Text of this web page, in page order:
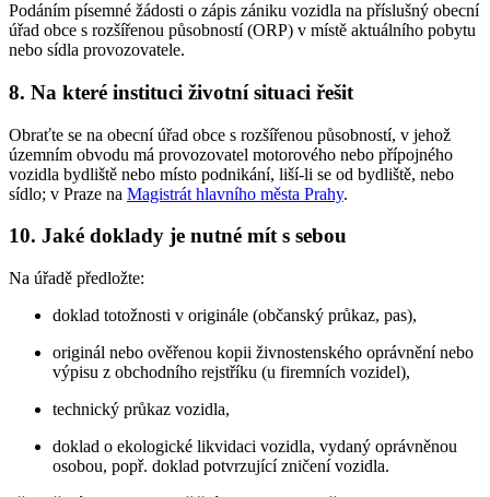
Podáním písemné žádosti o zápis zániku vozidla na příslušný obecní
úřad obce s rozšířenou působností (ORP) v místě aktuálního pobytu
nebo sídla provozovatele.
8. Na které instituci životní situaci řešit
Obraťte se na obecní úřad obce s rozšířenou působností, v jehož
územním obvodu má provozovatel motorového nebo přípojného
vozidla bydliště nebo místo podnikání, liší-li se od bydliště, nebo
sídlo; v Praze na Magistrát hlavního města Prahy.
10. Jaké doklady je nutné mít s sebou
Na úřadě předložte:
doklad totožnosti v originále (občanský průkaz, pas),
originál nebo ověřenou kopii živnostenského oprávnění nebo
výpisu z obchodního rejstříku (u firemních vozidel),
technický průkaz vozidla,
doklad o ekologické likvidaci vozidla, vydaný oprávněnou
osobou, popř. doklad potvrzující zničení vozidla.